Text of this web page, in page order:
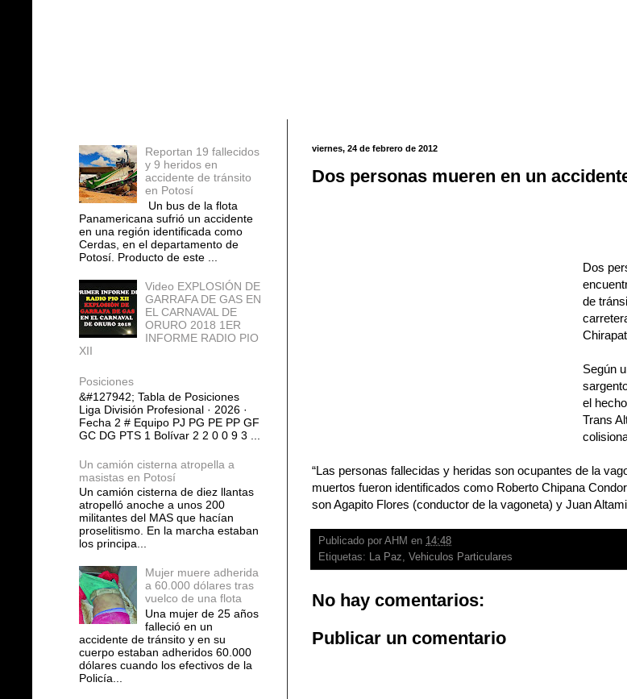
viernes, 24 de febrero de 2012
Dos personas mueren en un
Dos
de
Según
el
Trans
“Las personas fallecidas y heridas son ocupantes de la
muertos fueron identificados como Roberto Chipana
son Agapito Flores (conductor de la vagoneta) y Juan
Publicado por AHM en 14:48
Etiquetas: La Paz, Vehiculos Particulares
No hay comentarios:
Publicar un comentario
Reportan 19 fallecidos
y 9 heridos en
accidente de tránsito
en Potosí
Un bus de la flota
Panamericana sufrió un accidente
en una región identificada como
Cerdas, en el departamento de
Potosí. Producto de este ...
Video EXPLOSIÓN DE
GARRAFA DE GAS EN
EL CARNAVAL DE
ORURO 2018 1ER
INFORME RADIO PIO
XII
Posiciones
&#127942; Tabla de Posiciones
Liga División Profesional · 2026 ·
Fecha 2 # Equipo PJ PG PE PP GF
GC DG PTS 1 Bolívar 2 2 0 0 9 3 ...
Un camión cisterna atropella a
masistas en Potosí
Un camión cisterna de diez llantas
atropelló anoche a unos 200
militantes del MAS que hacían
proselitismo. En la marcha estaban
los principa...
Mujer muere adherida
a 60.000 dólares tras
vuelco de una flota
Una mujer de 25 años
falleció en un
accidente de tránsito y en su
cuerpo estaban adheridos 60.000
dólares cuando los efectivos de la
Policía...